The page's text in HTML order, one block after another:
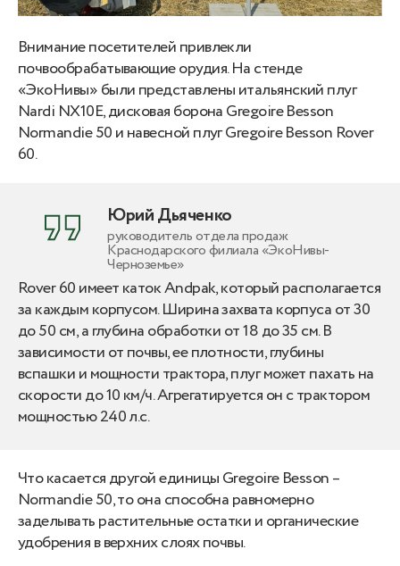
Внимание посетителей привлекли
почвообрабатывающие орудия. На стенде
«ЭкоНивы» были представлены итальянский плуг
Nardi NX10E, дисковая борона Gregoire Besson
Normandie 50 и навесной плуг Gregoire Besson Rover
60.
Rover 60 имеет каток Andpak, который располагается
за каждым корпусом. Ширина захвата корпуса от 30
до 50 см, а глубина обработки от 18 до 35 см. В
зависимости от почвы, ее плотности, глубины
вспашки и мощности трактора, плуг может пахать на
скорости до 10 км/ч. Агрегатируется он с трактором
мощностью 240 л.с.
Юрий Дьяченко
руководитель отдела продаж
Краснодарского филиала «ЭкоНивы-
Черноземье»
Что касается другой единицы Gregoire Besson –
Normandie 50, то она способна равномерно
заделывать растительные остатки и органические
удобрения в верхних слоях почвы.